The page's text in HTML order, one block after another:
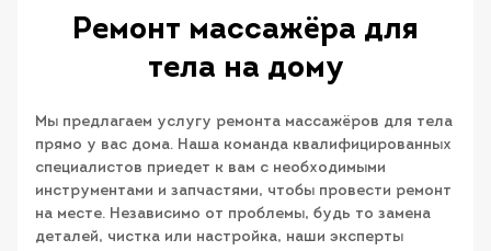
Ремонт массажёра для
тела на дому
Мы предлагаем услугу ремонта массажёров для тела
прямо у вас дома. Наша команда квалифицированных
специалистов приедет к вам с необходимыми
инструментами и запчастями, чтобы провести ремонт
на месте. Независимо от проблемы, будь то замена
деталей, чистка или настройка, наши эксперты